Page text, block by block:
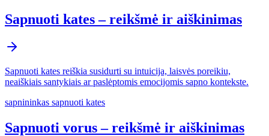
Sapnuoti kates – reikšmė ir aiškinimas
Sapnuoti kates reiškia susidurti su intuicija, laisvės poreikiu,
neaiškiais santykiais ar paslėptomis emocijomis sapno kontekste.
sapnininkas sapnuoti kates
Sapnuoti vorus – reikšmė ir aiškinimas